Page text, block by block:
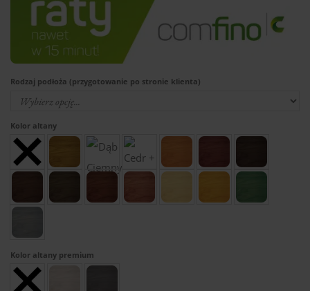
Rodzaj podłoża (przygotowanie po stronie klienta)
Kolor altany
Kolor altany premium